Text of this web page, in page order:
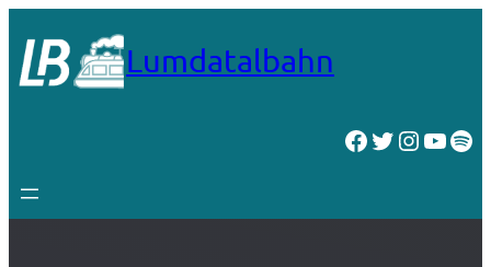
Inhalt
springen
Lumdatalbahn
Facebook
Twitter